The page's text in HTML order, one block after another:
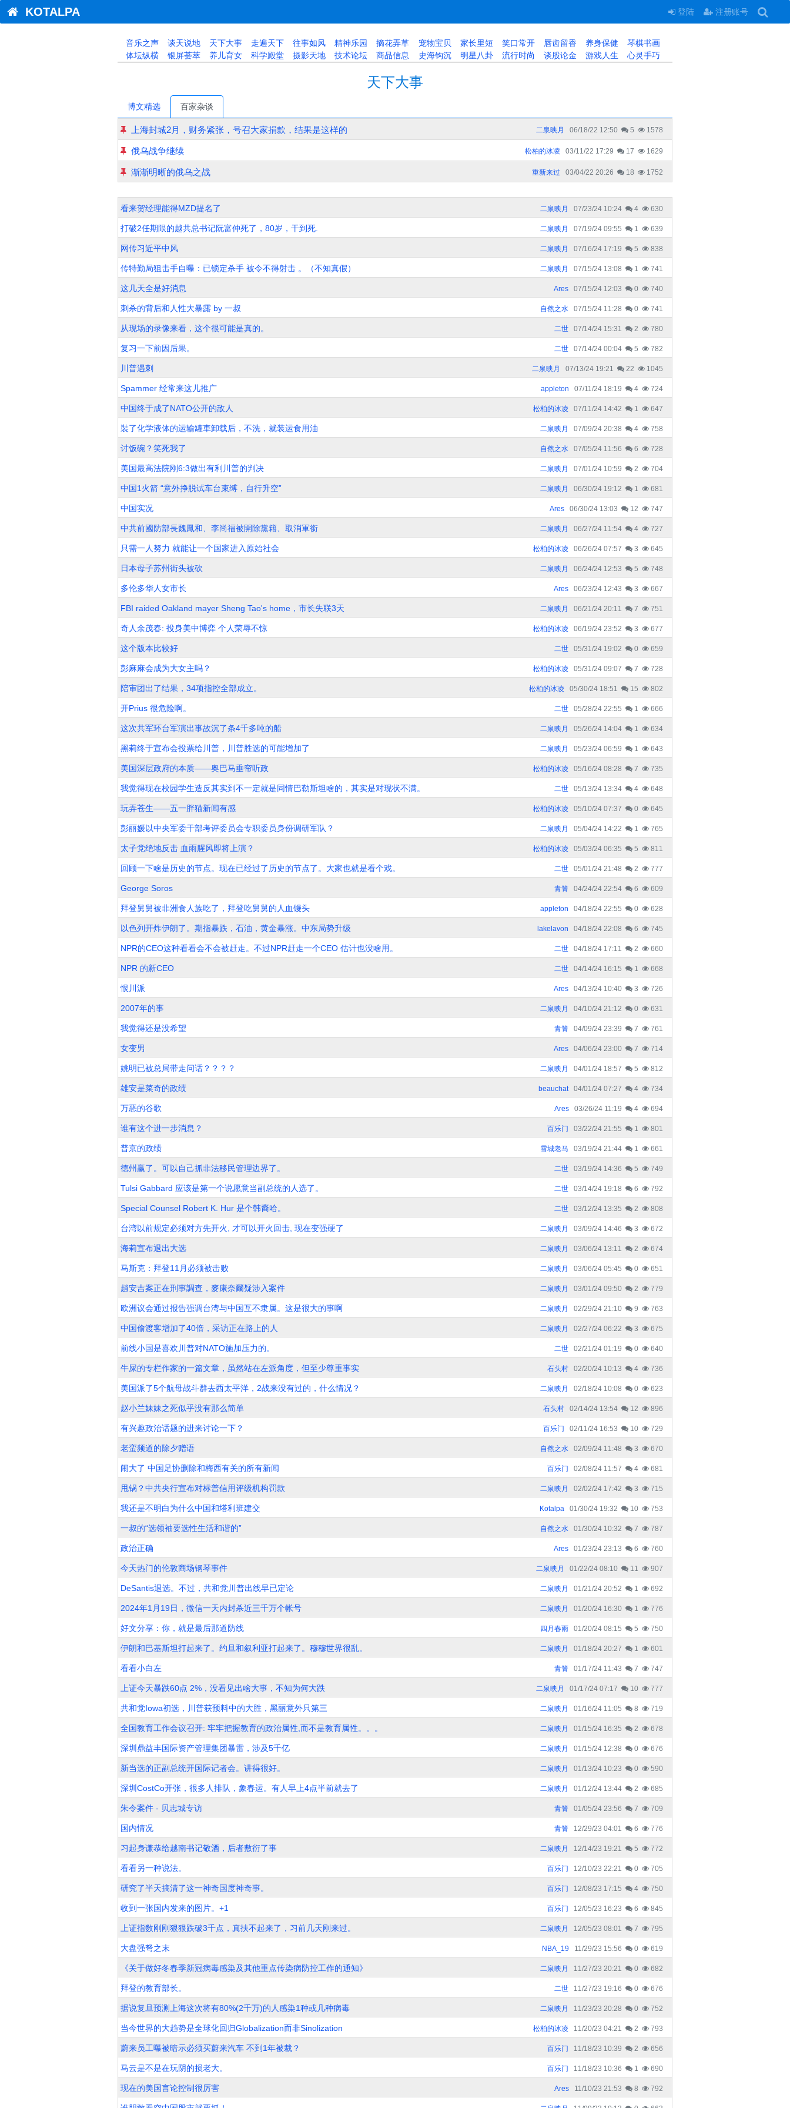
KOTALPA 登陆 注册账号
音乐之声 谈天说地 天下大事 走遍天下 往事如风 精神乐园 摘花弄草 宠物宝贝 家长里短 笑口常开 唇齿留香 养身保健
琴棋书画
体坛纵横
银屏荟萃 养儿育女 科学殿堂 摄影天地 技术论坛 商品信息 史海钩沉 明星八卦 流行时尚 谈股论金 游戏人生 心灵手巧
天下大事
博文精选 百家杂谈
上海封城2月，财务紧张，号召大家捐款，结果是这样的 二泉映月 06/18/22 12:50 5 1578
俄乌战争继续 松柏的冰凌 03/11/22 17:29 17 1629
渐渐明晰的俄乌之战 重新来过 03/04/22 20:26 18 1752
看来贺经理能得MZD提名了 二泉映月 07/23/24 10:24 4 630
打破2任期限的越共总书记阮富仲死了，80岁，干到死. 二泉映月 07/19/24 09:55 1 639
网传习近平中风 二泉映月 07/16/24 17:19 5 838
传特勤局狙击手自曝：已锁定杀手 被令不得射击 。（不知真假） 二泉映月 07/15/24 13:08 1 741
这几天全是好消息 Ares 07/15/24 12:03 0 740
刺杀的背后和人性大暴露 by 一叔 自然之水 07/15/24 11:28 0 741
从现场的录像来看，这个很可能是真的。 二世 07/14/24 15:31 2 780
复习一下前因后果。 二世 07/14/24 00:04 5 782
川普遇刺 二泉映月 07/13/24 19:21 22 1045
Spammer 经常来这儿推广 appleton 07/11/24 18:19 4 724
中国终于成了NATO公开的敌人 松柏的冰凌 07/11/24 14:42 1 647
裝了化学液体的运输罐車卸载后，不洗，就装运食用油 二泉映月 07/09/24 20:38 4 758
讨饭碗？笑死我了 自然之水 07/05/24 11:56 6 728
美国最高法院刚6:3做出有利川普的判决 二泉映月 07/01/24 10:59 2 704
中国1火箭 “意外挣脱试车台束缚，自行升空” 二泉映月 06/30/24 19:12 1 681
中国实况 Ares 06/30/24 13:03 12 747
中共前國防部長魏鳳和、李尚福被開除黨籍、取消軍銜 二泉映月 06/27/24 11:54 4 727
只需一人努力 就能让一个国家进入原始社会 松柏的冰凌 06/26/24 07:57 3 645
日本母子苏州街头被砍 二泉映月 06/24/24 12:53 5 748
多伦多华人女市长 Ares 06/23/24 12:43 3 667
FBI raided Oakland mayer Sheng Tao's home，市长失联3天 二泉映月 06/21/24 20:11 7 751
奇人余茂春: 投身美中博弈 个人荣辱不惊 松柏的冰凌 06/19/24 23:52 3 677
这个版本比较好 二世 05/31/24 19:02 0 659
彭麻麻会成为大女主吗？ 松柏的冰凌 05/31/24 09:07 7 728
陪审团出了结果，34项指控全部成立。 松柏的冰凌 05/30/24 18:51 15 802
开Prius 很危险啊。 二世 05/28/24 22:55 1 666
这次共军环台军演出事故沉了条4千多吨的船 二泉映月 05/26/24 14:04 1 634
黑莉终于宣布会投票给川普，川普胜选的可能增加了 二泉映月 05/23/24 06:59 1 643
美国深层政府的本质——奥巴马垂帘听政 松柏的冰凌 05/16/24 08:28 7 735
我觉得现在校园学生造反其实到不一定就是同情巴勒斯坦啥的，其实是对现状不满。 二世 05/13/24 13:34 4 648
玩弄苍生——五一胖猫新闻有感 松柏的冰凌 05/10/24 07:37 0 645
彭丽媛以中央军委干部考评委员会专职委员身份调研军队？ 二泉映月 05/04/24 14:22 1 765
太子党绝地反击 血雨腥风即将上演？ 松柏的冰凌 05/03/24 06:35 5 811
回顾一下啥是历史的节点。现在已经过了历史的节点了。大家也就是看个戏。 二世 05/01/24 21:48 2 777
George Soros 青箐 04/24/24 22:54 6 609
拜登舅舅被非洲食人族吃了，拜登吃舅舅的人血馒头 appleton 04/18/24 22:55 0 628
以色列开炸伊朗了。期指暴跌，石油，黄金暴涨。中东局势升级 lakelavon 04/18/24 22:08 6 745
NPR的CEO这种看看会不会被赶走。不过NPR赶走一个CEO 估计也没啥用。 二世 04/18/24 17:11 2 660
NPR 的新CEO 二世 04/14/24 16:15 1 668
恨川派 Ares 04/13/24 10:40 3 726
2007年的事 二泉映月 04/10/24 21:12 0 631
我觉得还是没希望 青箐 04/09/24 23:39 7 761
女变男 Ares 04/06/24 23:00 7 714
姚明已被总局带走问话？？？？ 二泉映月 04/01/24 18:57 5 812
雄安是菜奇的政绩 beauchat04/01/24 07:27 4 734
万恶的谷歌 Ares 03/26/24 11:19 4 694
谁有这个进一步消息？ 百乐门 03/22/24 21:55 1 801
普京的政绩 雪城老马 03/19/24 21:44 1 661
德州赢了。可以自己抓非法移民管理边界了。 二世 03/19/24 14:36 5 749
Tulsi Gabbard 应该是第一个说愿意当副总统的人选了。 二世 03/14/24 19:18 6 792
Special Counsel Robert K. Hur 是个韩裔哈。 二世 03/12/24 13:35 2 808
台湾以前规定必须对方先开火, 才可以开火回击, 现在变强硬了 二泉映月 03/09/24 14:46 3 672
海莉宣布退出大选 二泉映月 03/06/24 13:11 2 674
马斯克：拜登11月必须被击败 二泉映月 03/06/24 05:45 0 651
趙安吉案正在刑事調查，麥康奈爾疑涉入案件 二泉映月 03/01/24 09:50 2 779
欧洲议会通过报告强调台湾与中国互不隶属。这是很大的事啊 二泉映月 02/29/24 21:10 9 763
中国偷渡客增加了40倍，采访正在路上的人 二泉映月 02/27/24 06:22 3 675
前线小国是喜欢川普对NATO施加压力的。 二世 02/21/24 01:19 0 640
牛屎的专栏作家的一篇文章，虽然站在左派角度，但至少尊重事实 石头村 02/20/24 10:13 4 736
美国派了5个航母战斗群去西太平洋，2战来没有过的，什么情况？ 二泉映月 02/18/24 10:08 0 623
赵小兰妹妹之死似乎没有那么简单 石头村 02/14/24 13:54 12 896
有兴趣政治话题的进来讨论一下？ 百乐门 02/11/24 16:53 10 729
老蛮频道的除夕赠语 自然之水 02/09/24 11:48 3 670
闹大了 中国足协删除和梅西有关的所有新闻 百乐门 02/08/24 11:57 4 681
甩锅？中共央行宣布对标普信用评级机构罚款 二泉映月 02/02/24 17:42 3 715
我还是不明白为什么中国和塔利班建交 Kotalpa 01/30/24 19:32 10 753
一叔的“选领袖要选性生活和谐的” 自然之水 01/30/24 10:32 7 787
政治正确 Ares 01/23/24 23:13 6 760
今天热门的伦敦商场钢琴事件 二泉映月 01/22/24 08:10 11 907
DeSantis退选。不过，共和党川普出线早已定论 二泉映月 01/21/24 20:52 1 692
2024年1月19日，微信一天内封杀近三千万个帐号 二泉映月 01/20/24 16:30 1 776
好文分享：你，就是最后那道防线 四月春雨 01/20/24 08:15 5 750
伊朗和巴基斯坦打起来了。约旦和叙利亚打起来了。穆穆世界很乱。 二泉映月 01/18/24 20:27 1 601
看看小白左 青箐 01/17/24 11:43 7 747
上证今天暴跌60点 2%，没看见出啥大事，不知为何大跌 二泉映月 01/17/24 07:17 10 777
共和党Iowa初选，川普获预料中的大胜，黑丽意外只第三 二泉映月 01/16/24 11:05 8 719
全国教育工作会议召开: 牢牢把握教育的政治属性,而不是教育属性。。。 二泉映月 01/15/24 16:35 2 678
深圳鼎益丰国际资产管理集团暴雷，涉及5千亿 二泉映月 01/15/24 12:38 0 676
新当选的正副总统开国际记者会。讲得很好。 二泉映月 01/13/24 10:23 0 590
深圳CostCo开张，很多人排队，象春运。有人早上4点半前就去了 二泉映月 01/12/24 13:44 2 685
朱令案件 - 贝志城专访 青箐 01/05/24 23:56 7 709
国内情况 青箐 12/29/23 04:01 6 776
习起身谦恭给越南书记敬酒，后者敷衍了事 二泉映月 12/14/23 19:21 5 772
看看另一种说法。 百乐门 12/10/23 22:21 0 705
研究了半天搞清了这一神奇国度神奇事。 百乐门 12/08/23 17:15 4 750
收到一张国内发来的图片。+1 百乐门 12/05/23 16:23 6 845
上证指数刚刚狠狠跌破3千点，真扶不起来了，习前几天刚来过。 二泉映月 12/05/23 08:01 7 795
大盘强弩之末 NBA_19 11/29/23 15:56 0 619
《关于做好冬春季新冠病毒感染及其他重点传染病防控工作的通知》 二泉映月 11/27/23 20:21 0 682
拜登的教育部长。 二世 11/27/23 19:16 0 676
据说复旦预测上海这次将有80%(2千万)的人感染1种或几种病毒 二泉映月 11/23/23 20:28 0 752
当今世界的大趋势是全球化回归Globalization而非Sinolization 松柏的冰凌 11/20/23 04:21 2 793
蔚来员工曝被暗示必须买蔚来汽车 不到1年被裁？ 百乐门 11/18/23 10:39 2 656
马云是不是在玩阴的损老大。 百乐门 11/18/23 10:36 1 690
现在的美国言论控制很厉害 Ares 11/10/23 21:53 8 792